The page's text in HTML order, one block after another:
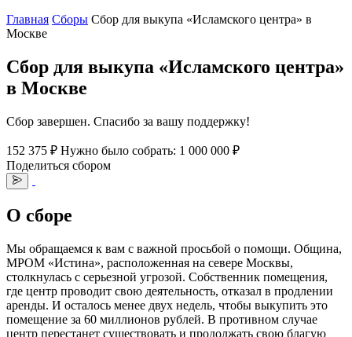
Главная Сборы Сбор для выкупа «Исламского центра» в
Москве
Сбор для выкупа «Исламского центра»
в Москве
Сбор завершен. Спасибо за вашу поддержку!
152 375 ₽ Нужно было собрать: 1 000 000 ₽
Поделиться сбором
О сборе
Мы обращаемся к вам с важной просьбой о помощи. Община,
МРОМ «Истина», расположенная на севере Москвы,
столкнулась с серьезной угрозой. Собственник помещения,
где центр проводит свою деятельность, отказал в продлении
аренды. И осталось менее двух недель, чтобы выкупить это
помещение за 60 миллионов рублей. В противном случае
центр перестанет существовать и продолжать свою благую